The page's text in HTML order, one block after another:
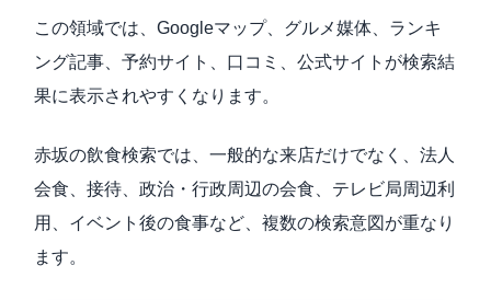
この領域では、Googleマップ、グルメ媒体、ランキ
ング記事、予約サイト、口コミ、公式サイトが検索結
果に表示されやすくなります。
赤坂の飲食検索では、一般的な来店だけでなく、法人
会食、接待、政治・行政周辺の会食、テレビ局周辺利
用、イベント後の食事など、複数の検索意図が重なり
ます。